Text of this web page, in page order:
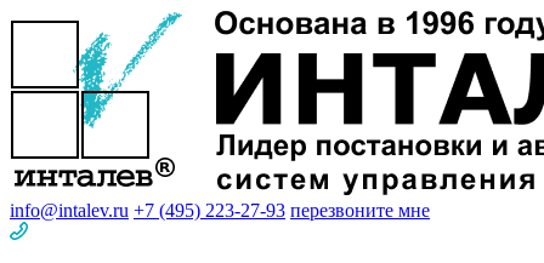
info@intalev.ru +7 (495) 223-27-93 перезвоните мне